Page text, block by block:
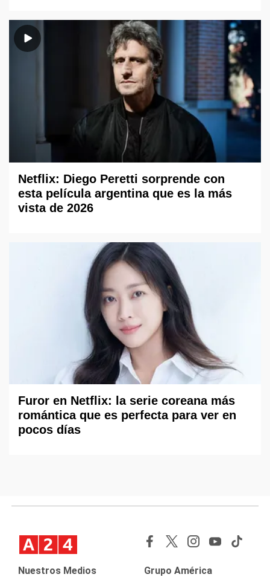
Netflix: Diego Peretti sorprende con
esta película argentina que es la más
vista de 2026
Furor en Netflix: la serie coreana más
romántica que es perfecta para ver en
pocos días
Nuestros Medios Grupo América